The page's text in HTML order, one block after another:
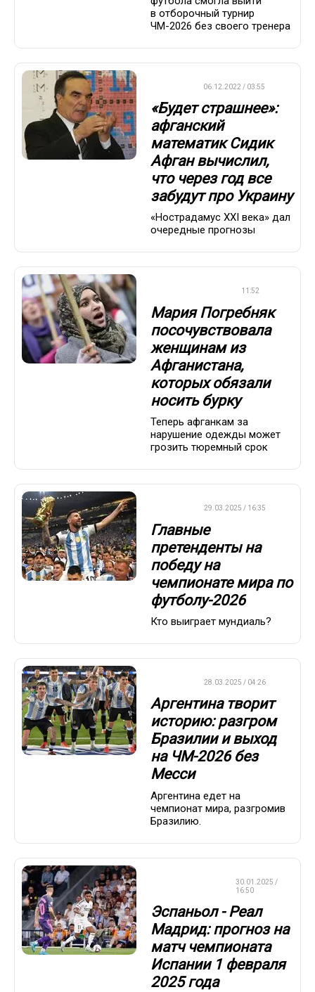
в отборочный турнир
ЧМ-2026 без своего тренера
06.12.2022 / 03:55
«Будет страшнее»:
афганский
математик Сидик
Афган вычислил,
что через год все
забудут про Украину
«Нострадамус XXI века» дал
очередные прогнозы
11:52
Мария Погребняк
посочувствовала
женщинам из
Афганистана,
которых обязали
носить бурку
Теперь афганкам за
нарушение одежды может
грозить тюремный срок
29.03.2025 / 16:35
Главные
претенденты на
победу на
чемпионате мира по
футболу-2026
Кто выиграет мундиаль?
28.03.2025 / 04:26
Аргентина творит
историю: разгром
Бразилии и выход
на ЧМ-2026 без
Месси
Аргентина едет на
чемпионат мира, разгромив
Бразилию.
30.01.2025 /
16:50
Эспаньол - Реал
Мадрид: прогноз на
матч чемпионата
Испании 1 февраля
2025 года